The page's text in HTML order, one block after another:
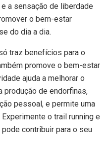
a sensação de liberdade
o bem-estar
do dia a dia.
traz benefícios para o
promove o bem-estar
ajuda a melhorar o
produção de endorfinas,
pessoal, e permite uma
o trail running e
contribuir para o seu